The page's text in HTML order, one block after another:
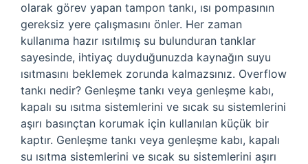
olarak görev yapan tampon tankı, ısı pompasının
gereksiz yere çalışmasını önler. Her zaman
kullanıma hazır ısıtılmış su bulunduran tanklar
sayesinde, ihtiyaç duyduğunuzda kaynağın suyu
ısıtmasını beklemek zorunda kalmazsınız. Overflow
tankı nedir? Genleşme tankı veya genleşme kabı,
kapalı su ısıtma sistemlerini ve sıcak su sistemlerini
aşırı basınçtan korumak için kullanılan küçük bir
kaptır. Genleşme tankı veya genleşme kabı, kapalı
su ısıtma sistemlerini ve sıcak su sistemlerini aşırı